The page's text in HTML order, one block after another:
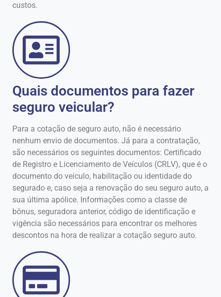
custos.
Quais documentos para fazer
seguro veicular?
Para a cotação de seguro auto, não é necessário
nenhum envio de documentos. Já para a contratação,
são necessários os seguintes documentos: Certificado
de Registro e Licenciamento de Veículos (CRLV), que é o
documento do veículo, habilitação ou identidade do
segurado e, caso seja a renovação do seu seguro auto, a
sua última apólice. Informações como a classe de
bônus, seguradora anterior, código de identificação e
vigência são necessários para encontrar os melhores
descontos na hora de realizar a cotação seguro auto.